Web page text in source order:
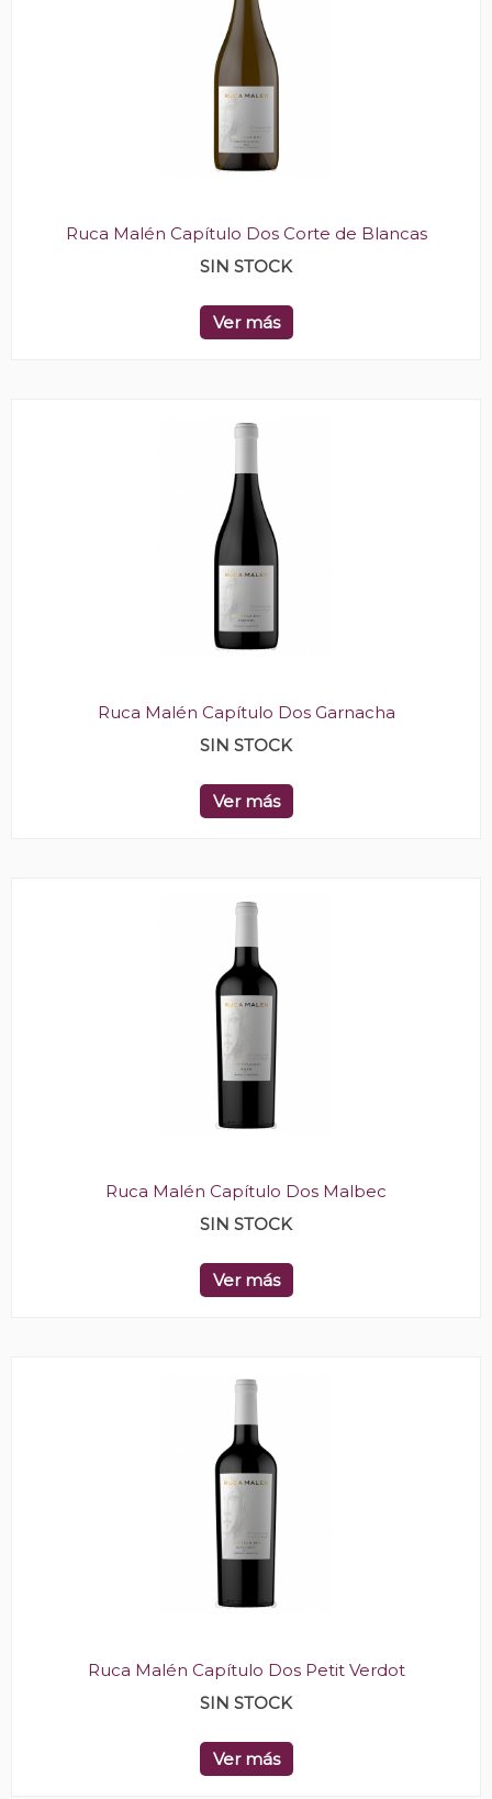
Ruca Malén Capítulo Dos Corte de Blancas
SIN STOCK
Ver más
Ruca Malén Capítulo Dos Garnacha
SIN STOCK
Ver más
Ruca Malén Capítulo Dos Malbec
SIN STOCK
Ver más
Ruca Malén Capítulo Dos Petit Verdot
SIN STOCK
Ver más